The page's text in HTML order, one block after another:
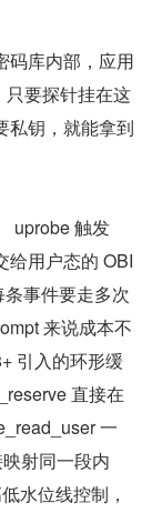
码库内部，应用
要探针挂在这
私钥，就能拿到
uprobe 触发
给用户态的 OBI
事件要走多次
来说成本不
引入的环形缓
直接在
一
射同一段内
水位线控制，